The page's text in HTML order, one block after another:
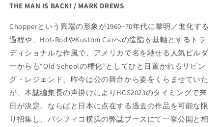
減
す
増
す
THE MAN IS BACK! / MARK DREWS
Chopperという異端の形象が1960~70年代に黎明／進化する
過程や、 Hot-RodやKustom Carへの造詣を基軸とするトラ
ディショナルな作風で、アメリカで名を馳せる人気ビルダ
ーからも“Old Schoolの権化”としてひと目置かれるリビン
グ・レジェンド。昨今は公の舞台から姿をくらませていた
が、本誌編集長の声掛けにより HCS2023のタイミングで来
日が決定。ならばと日本に点在する過去の作品を可能な限
り招集し、パシフィコ横浜の弊誌ブースにて一挙公開と相